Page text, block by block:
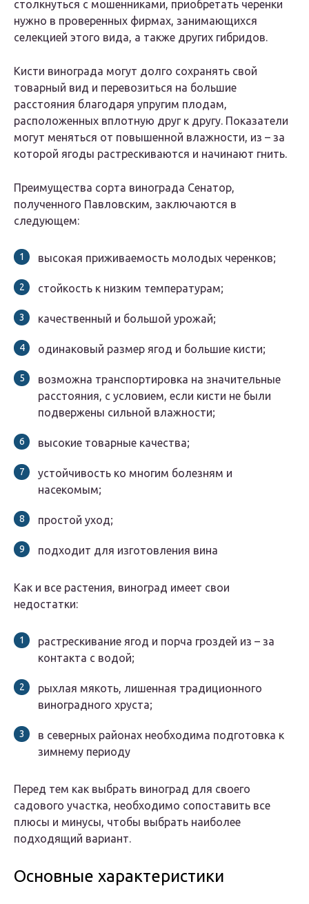
столкнуться с мошенниками, приобретать черенки
нужно в проверенных фирмах, занимающихся
селекцией этого вида, а также других гибридов.
Кисти винограда могут долго сохранять свой
товарный вид и перевозиться на большие
расстояния благодаря упругим плодам,
расположенных вплотную друг к другу. Показатели
могут меняться от повышенной влажности, из – за
которой ягоды растрескиваются и начинают гнить.
Преимущества сорта винограда Сенатор,
полученного Павловским, заключаются в
следующем:
высокая приживаемость молодых черенков;
стойкость к низким температурам;
качественный и большой урожай;
одинаковый размер ягод и большие кисти;
возможна транспортировка на значительные
расстояния, с условием, если кисти не были
подвержены сильной влажности;
высокие товарные качества;
устойчивость ко многим болезням и
насекомым;
простой уход;
подходит для изготовления вина
Как и все растения, виноград имеет свои
недостатки:
растрескивание ягод и порча гроздей из – за
контакта с водой;
рыхлая мякоть, лишенная традиционного
виноградного хруста;
в северных районах необходима подготовка к
зимнему периоду
Перед тем как выбрать виноград для своего
садового участка, необходимо сопоставить все
плюсы и минусы, чтобы выбрать наиболее
подходящий вариант.
Основные характеристики